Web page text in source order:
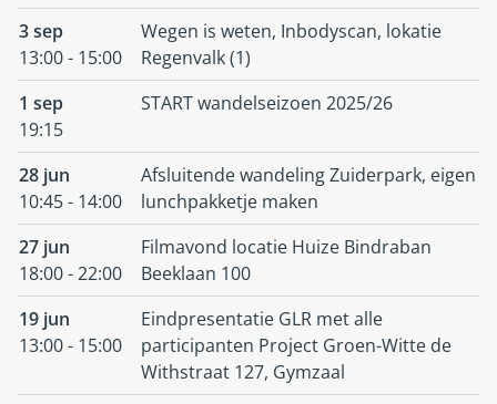
3 sep
13:00 - 15:00
Wegen is weten, Inbodyscan, lokatie
Regenvalk (1)
1 sep
19:15
START wandelseizoen 2025/26
28 jun
10:45 - 14:00
Afsluitende wandeling Zuiderpark, eigen
lunchpakketje maken
27 jun
18:00 - 22:00
Filmavond locatie Huize Bindraban
Beeklaan 100
19 jun
13:00 - 15:00
Eindpresentatie GLR met alle
participanten Project Groen-Witte de
Withstraat 127, Gymzaal